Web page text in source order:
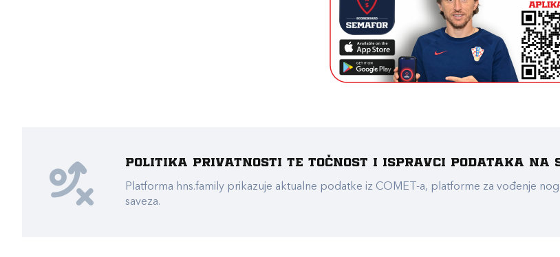
Politika privatnosti te točnost i ispravci podataka na
Platforma hns.family prikazuje aktualne podatke iz COMET-a, platforme za vođenje
saveza.